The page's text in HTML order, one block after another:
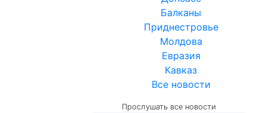
Балканы
Приднестровье
Молдова
Евразия
Кавказ
Все новости
Прослушать все новости